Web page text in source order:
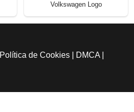
Volkswagen Logo
Política de Cookies DMCA